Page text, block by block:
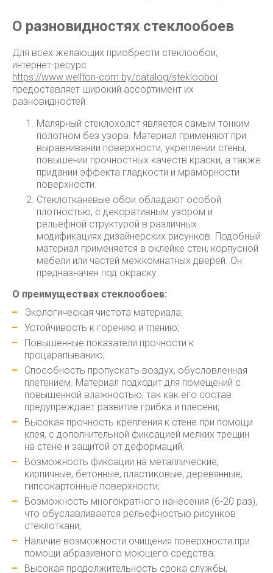
О разновидностях стеклообоев
Для всех желающих приобрести стеклообои,
интернет-ресурс
https://www.wellton-com.by/catalog/steklooboi
предоставляет широкий ассортимент их
разновидностей.
Малярный стеклохолст является самым тонким
полотном без узора. Материал применяют при
выравнивании поверхности, укреплении стены,
повышении прочностных качеств краски, а также
придании эффекта гладкости и мраморности
поверхности.
Стеклотканевые обои обладают особой
плотностью, с декоративным узором и
рельефной структурой в различных
модификациях дизайнерских рисунков. Подобный
материал применяется в оклейке стен, корпусной
мебели или частей межкомнатных дверей. Он
предназначен под окраску.
О преимуществах стеклообоев:
Экологическая чистота материала;
Устойчивость к горению и тлению;
Повышенные показатели прочности к
процарапыванию;
Способность пропускать воздух, обусловленная
плетением. Материал подходит для помещений с
повышенной влажностью, так как его состав
предупреждает развитие грибка и плесени;
Высокая прочность крепления к стене при помощи
клея, с дополнительной фиксацией мелких трещин
на стене и защитой от деформаций;
Возможность фиксации на металлические,
кирпичные, бетонные, пластиковые, деревянные,
гипсокартонные поверхности;
Возможность многократного нанесения (6-20 раз),
что обуславливается рельефностью рисунков
стеклоткани;
Наличие возможности очищения поверхности при
помощи абразивного моющего средства;
Высокая продолжительность срока службы,